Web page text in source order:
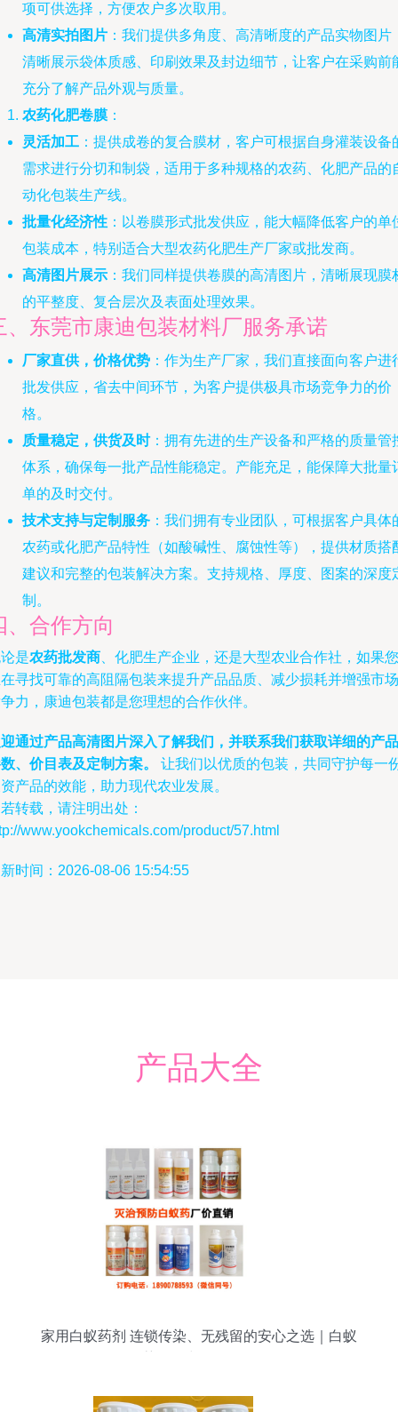
项可供选择，方便农户多次取用。
高清实拍图片 ：我们提供多角度、高清晰度的产品实物图片
清晰展示袋体质感、印刷效果及封边细节，让客户在采购前
充分了解产品外观与质量。
农药化肥卷膜 ：
灵活加工 ：提供成卷的复合膜材，客户可根据自身灌装设备
需求进行分切和制袋，适用于多种规格的农药、化肥产品的
动化包装生产线。
批量化经济性 ：以卷膜形式批发供应，能大幅降低客户的单
包装成本，特别适合大型农药化肥生产厂家或批发商。
高清图片展示 ：我们同样提供卷膜的高清图片，清晰展现膜
的平整度、复合层次及表面处理效果。
、东莞市康迪包装材料厂服务承诺
厂家直供，价格优势 ：作为生产厂家，我们直接面向客户进
批发供应，省去中间环节，为客户提供极具市场竞争力的价
格。
质量稳定，供货及时：拥有先进的生产设备和严格的质量管
体系，确保每一批产品性能稳定。产能充足，能保障大批量
单的及时交付。
技术支持与定制服务 ：我们拥有专业团队，可根据客户具体
农药或化肥产品特性（如酸碱性、腐蚀性等），提供材质搭
建议和完整的包装解决方案。支持规格、厚度、图案的深度
制。
、合作方向
是农药批发商 、化肥生产企业，还是大型农业合作社，如果您
寻找可靠的高阻隔包装来提升产品品质、减少损耗并增强市场
力，康迪包装都是您理想的合作伙伴。
通过产品高清图片深入了解我们，并联系我们获取详细的产品
、价目表及定制方案。
让我们以优质的包装，共同守护每一
产品的效能，助力现代农业发展。
转载，请注明出处：
www.yookchemicals.com/product/57.html
时间：2026-08-06 15:54:55
产品大全
家用白蚁药剂 连锁传染、无残留的安心之选｜白蚁